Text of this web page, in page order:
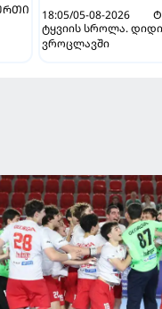
18:05/05-08-2026
ტყვიის სროლა.
ვროცლავში